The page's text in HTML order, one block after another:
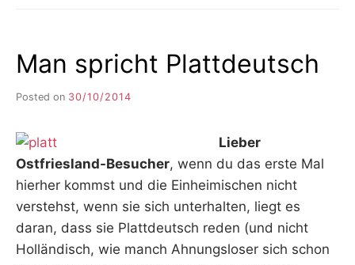
Man spricht Plattdeutsch
Posted on 30/10/2014
K
L
E
E
Lieber
Ostfriesland-Besucher, wenn du das erste Mal
hierher kommst und die Einheimischen nicht
verstehst, wenn sie sich unterhalten, liegt es
daran, dass sie Plattdeutsch reden (und nicht
Holländisch, wie manch Ahnungsloser sich schon